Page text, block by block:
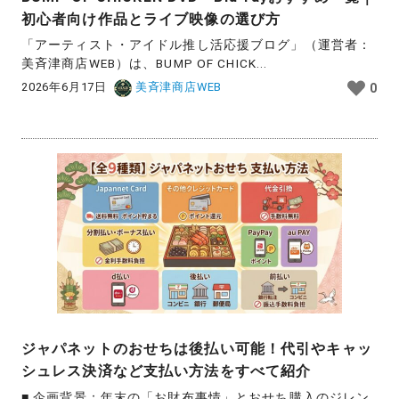
初心者向け作品とライブ映像の選び方
「アーティスト・アイドル推し活応援ブログ」（運営者：
美斉津商店WEB）は、BUMP OF CHICK...
2026年6月17日 美斉津商店WEB 0
ジャパネットのおせちは後払い可能！代引やキャッ
シュレス決済など支払い方法をすべて紹介